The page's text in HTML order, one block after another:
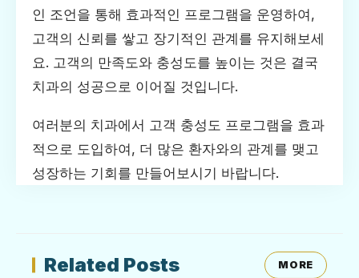
인 조언을 통해 효과적인 프로그램을 운영하여,
고객의 신뢰를 쌓고 장기적인 관계를 유지해보세
요. 고객의 만족도와 충성도를 높이는 것은 결국
치과의 성공으로 이어질 것입니다.
여러분의 치과에서 고객 충성도 프로그램을 효과
적으로 도입하여, 더 많은 환자와의 관계를 맺고
성장하는 기회를 만들어보시기 바랍니다.
Related Posts MORE